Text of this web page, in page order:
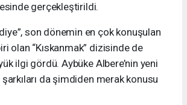
gerçekleştirildi.
son dönemin en çok konuşulan
olan “Kıskanmak” dizisinde de
ilgi gördü. Aybüke Albere’nin yeni
da şimdiden merak konusu